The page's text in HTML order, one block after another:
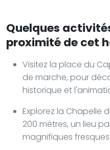
Quelques
proximité de cet
Visitez la place du
de marche, pour
historique et
Explorez la Chapelle
200 mètres, un lieu
magnifiques fresques